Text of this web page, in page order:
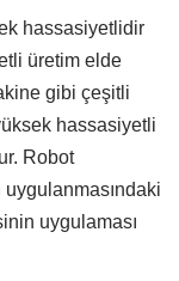
hassasiyetlidir
üretim elde
gibi çeşitli
hassasiyetli
Robot
uygulaması